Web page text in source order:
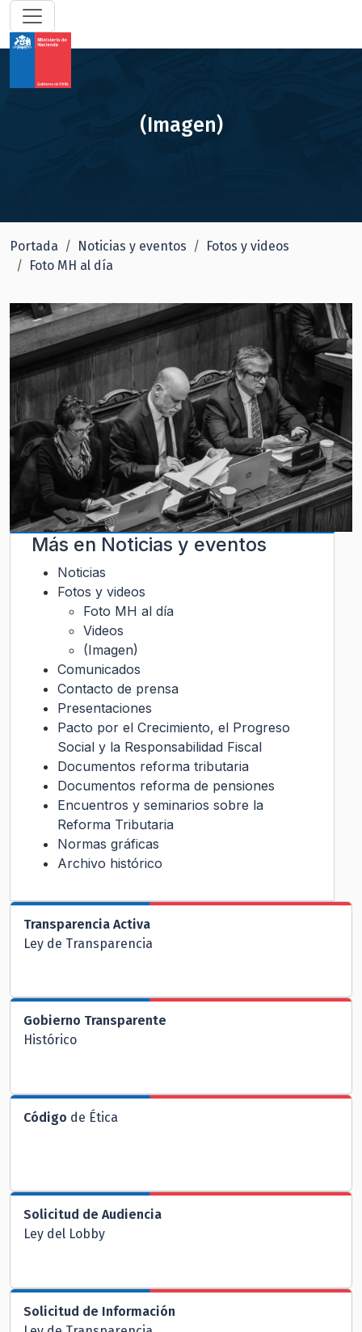
(Imagen)
Portada Noticias y eventos
Fotos y videos
Foto MH al día
Más en Noticias y eventos
Noticias
Fotos y videos
Foto MH al día
Videos
(Imagen)
Comunicados
Contacto de prensa
Presentaciones
Pacto por el Crecimiento, el Progreso
Social y la Responsabilidad Fiscal
Documentos reforma tributaria
Documentos reforma de pensiones
Encuentros y seminarios sobre la
Reforma Tributaria
Normas gráficas
Archivo histórico
Transparencia Activa
Ley de Transparencia
Gobierno Transparente
Histórico
Código de Ética
Solicitud de Audiencia
Ley del Lobby
Solicitud de Información